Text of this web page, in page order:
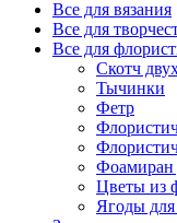
Все для вязания
Все для
Все для
Скотч
Тычинки
Фетр
Фоамиран
Цветы из
Ягоды для